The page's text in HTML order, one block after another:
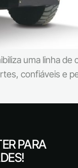
uma linha
confiáveis e
PARA